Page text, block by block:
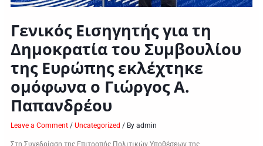
Γενικός Εισηγητής για τη
Δημοκρατία του Συμβουλίου
της Ευρώπης εκλέχτηκε
ομόφωνα ο Γιώργος Α.
Παπανδρέου
Leave a Comment /Uncategorized / Byadmin